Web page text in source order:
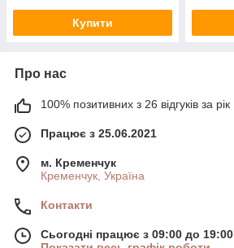
Купити
Про нас
100% позитивних з 26 відгуків за рік
Працює з 25.06.2021
м. Кременчук
Кременчук, Україна
Контакти
Сьогодні працює з 09:00 до 19:00